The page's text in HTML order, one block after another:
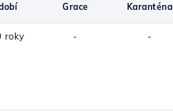
Grace Karanténa
roky - -